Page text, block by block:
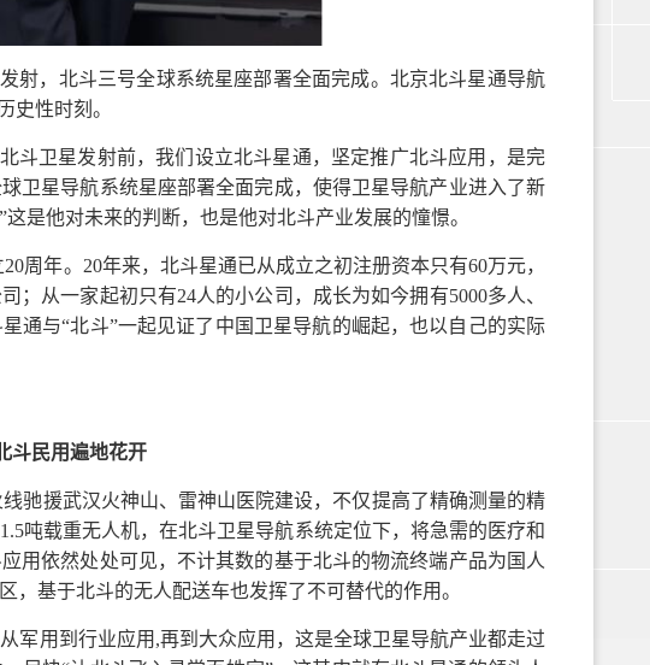
射，北斗三号全球系统星座部署全面完成。北京北斗星通导航
史性时刻。
斗卫星发射前，我们设立北斗星通，坚定推广北斗应用，是完
卫星导航系统星座部署全面完成，使得卫星导航产业进入了新
是他对未来的判断，也是他对北斗产业发展的憧憬。
周年。20年来，北斗星通已从成立之初注册资本只有60万元，
；从一家起初只有24人的小公司，成长为如今拥有5000多人、
通与“北斗”一起见证了中国卫星导航的崛起，也以自己的实际
斗民用遍地花开
驰援武汉火神山、雷神山医院建设，不仅提高了精确测量的精
吨载重无人机，在北斗卫星导航系统定位下，将急需的医疗和
用依然处处可见，不计其数的基于北斗的物流终端产品为国人
基于北斗的无人配送车也发挥了不可替代的作用。
军用到行业应用,再到大众应用，这是全球卫星导航产业都走过